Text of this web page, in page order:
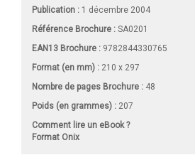
Publication : 1 décembre 2004
Référence Brochure : SA0201
EAN13 Brochure : 9782844330765
Format (en mm) : 210 x 297
Nombre de pages Brochure : 48
Poids (en grammes) : 207
Comment lire un eBook ?
Format Onix